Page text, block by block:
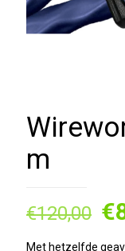
m
€120,00 €
Met hetzelfde